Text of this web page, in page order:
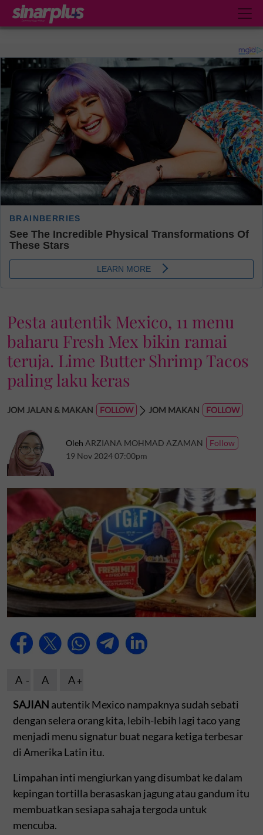
Pesta autentik Mexico, 11 menu
baharu Fresh Mex bikin ramai
teruja. Lime Butter Shrimp Tacos
paling laku keras
JOM JALAN & MAKAN JOM MAKAN
Oleh ARZIANA MOHMAD AZAMAN
19 Nov 2024 07:00pm
A A
A
SAJIAN autentik Mexico nampaknya sudah sebati
dengan selera orang kita, lebih-lebih lagi taco yang
menjadi menu signatur buat negara ketiga terbesar
di Amerika Latin itu.
Limpahan inti mengiurkan yang disumbat ke dalam
kepingan tortilla berasaskan jagung atau gandum itu
membuatkan sesiapa sahaja tergoda untuk
mencuba.